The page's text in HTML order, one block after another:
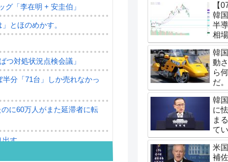
「李在明 + 安圭伯」
とほのめかす。
つ対処状況点検会議」
分「71台」しか売れなかっ
に60万人がまた延滞者に転
出す。
【
韓
半
相
韓
動
ら
だ。
韓
に
ま
て
米
補